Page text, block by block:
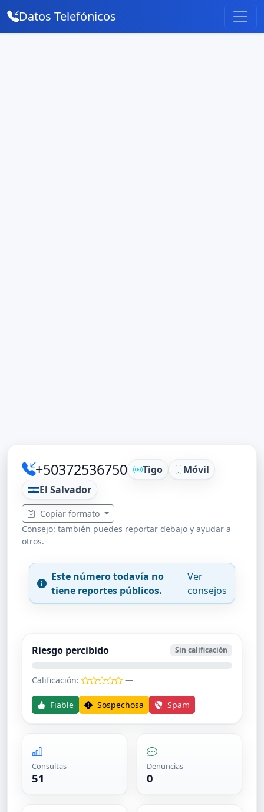
Datos Telefónicos
+50372536750 Tigo
Móvil
El Salvador
Copiar formato
Consejo: también puedes reportar debajo y ayudar a
otros.
Este número todavía no
tiene reportes públicos.
Ver
consejos
Riesgo percibido Sin calificación
Calificación: —
Fiable Sospechosa Spam
Consultas
51
Denuncias
0